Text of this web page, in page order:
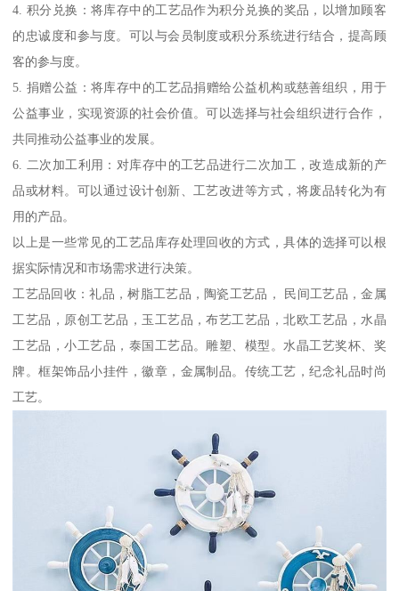
4. 积分兑换：将库存中的工艺品作为积分兑换的奖品，以增加顾客
的忠诚度和参与度。可以与会员制度或积分系统进行结合，提高顾
客的参与度。
5. 捐赠公益：将库存中的工艺品捐赠给公益机构或慈善组织，用于
公益事业，实现资源的社会价值。可以选择与社会组织进行合作，
共同推动公益事业的发展。
6. 二次加工利用：对库存中的工艺品进行二次加工，改造成新的产
品或材料。可以通过设计创新、工艺改进等方式，将废品转化为有
用的产品。
以上是一些常见的工艺品库存处理回收的方式，具体的选择可以根
据实际情况和市场需求进行决策。
工艺品回收：礼品，树脂工艺品，陶瓷工艺品， 民间工艺品，金属
工艺品，原创工艺品，玉工艺品，布艺工艺品，北欧工艺品，水晶
工艺品，小工艺品，泰国工艺品。雕塑、模型。水晶工艺奖杯、奖
牌。框架饰品小挂件，徽章，金属制品。传统工艺，纪念礼品时尚
工艺。